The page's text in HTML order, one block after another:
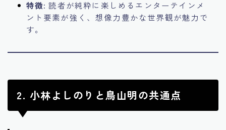
特徴: 読者が純粋に楽しめるエンターテインメ
ント要素が強く、想像力豊かな世界観が魅力で
す。
2. 小林よしのりと鳥山明の共通点